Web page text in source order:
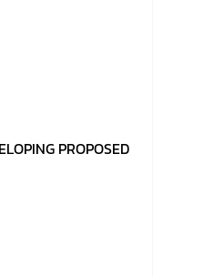
PROPOSED